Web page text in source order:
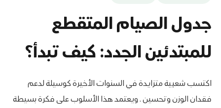
جدول الصيام المتقطع
للمبتدئين الجدد: كيف تبدأ؟
اكتسب شعبية متزايدة في السنوات الأخيرة كوسيلة لدعم
فقدان الوزن وتحسين . ويعتمد هذا الأسلوب على فكرة بسيطة